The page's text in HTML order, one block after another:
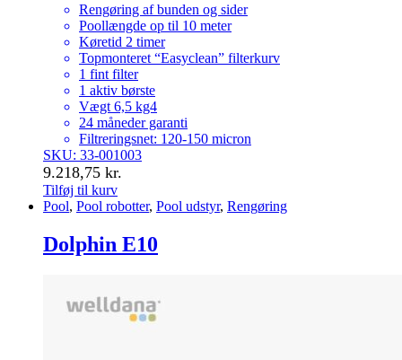
Rengøring af bunden og sider
Poollængde op til 10 meter
Køretid 2 timer
Topmonteret “Easyclean” filterkurv
1 fint filter
1 aktiv børste
Vægt 6,5 kg4
24 måneder garanti
Filtreringsnet: 120-150 micron
SKU: 33-001003
9.218,75 kr.
Tilføj til kurv
Pool, Pool robotter, Pool udstyr, Rengøring
Dolphin E10